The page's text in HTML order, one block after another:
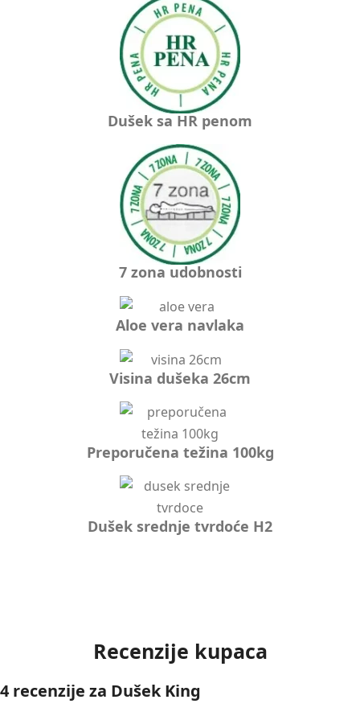
Dušek sa HR penom
7 zona udobnosti
Aloe vera navlaka
Visina dušeka 26cm
Preporučena težina 100kg
Dušek srednje tvrdoće H2
Recenzije kupaca
4 recenzije za Dušek King